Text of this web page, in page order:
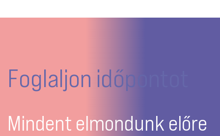
Foglaljon időpontot
Mindent elmondunk előre